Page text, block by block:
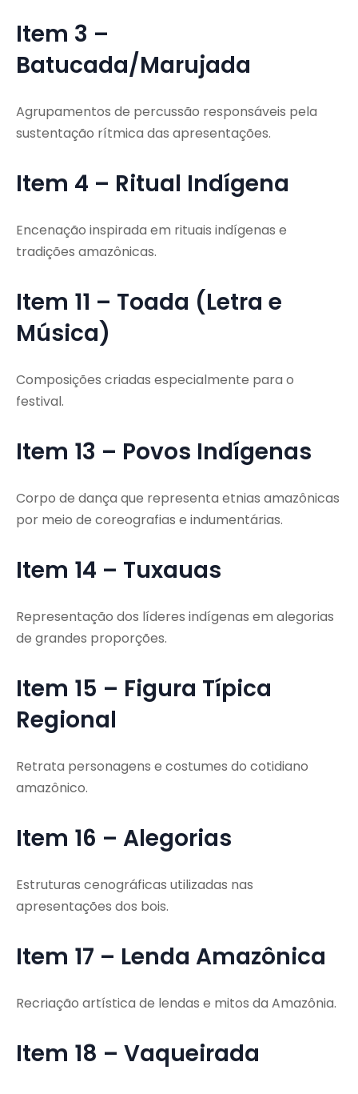
Item 3 –
Batucada/Marujada
Agrupamentos de percussão responsáveis pela
sustentação rítmica das apresentações.
Item 4 – Ritual Indígena
Encenação inspirada em rituais indígenas e
tradições amazônicas.
Item 11 – Toada (Letra e
Música)
Composições criadas especialmente para o
festival.
Item 13 – Povos Indígenas
Corpo de dança que representa etnias amazônicas
por meio de coreografias e indumentárias.
Item 14 – Tuxauas
Representação dos líderes indígenas em alegorias
de grandes proporções.
Item 15 – Figura Típica
Regional
Retrata personagens e costumes do cotidiano
amazônico.
Item 16 – Alegorias
Estruturas cenográficas utilizadas nas
apresentações dos bois.
Item 17 – Lenda Amazônica
Recriação artística de lendas e mitos da Amazônia.
Item 18 – Vaqueirada